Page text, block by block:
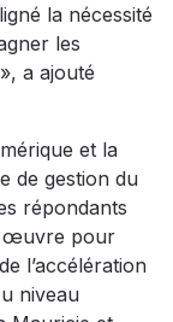
la nécessité
les
a ajouté
et la
de gestion du
répondants
œuvre pour
l’accélération
niveau